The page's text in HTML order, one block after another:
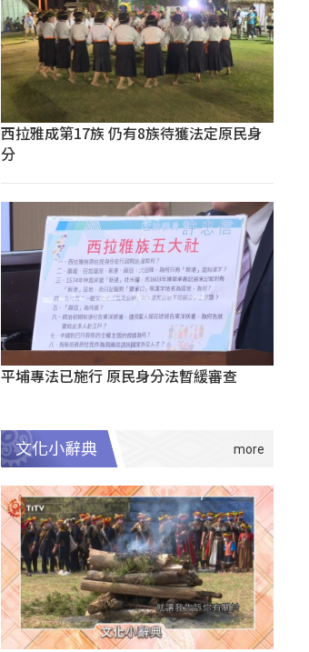
西拉雅成第17族 仍有8族待獲法定原民身
分
平埔專法已施行 原民身分法暫緩審查
文化小辭典